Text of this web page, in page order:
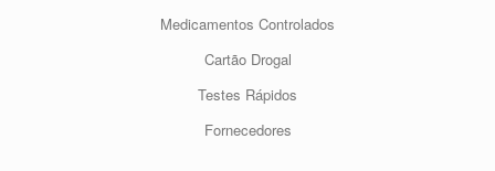
Medicamentos Controlados
Cartão Drogal
Testes Rápidos
Fornecedores